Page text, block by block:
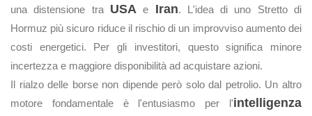
una distensione tra USA e Iran. L'idea di uno Stretto di
Hormuz più sicuro riduce il rischio di un improvviso aumento dei
costi energetici. Per gli investitori, questo significa minore
incertezza e maggiore disponibilità ad acquistare azioni.
Il rialzo delle borse non dipende però solo dal petrolio. Un altro
motore fondamentale è l'entusiasmo per l'intelligenza